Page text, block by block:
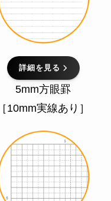
詳細を見る
5mm方眼罫
［10mm実線あり］